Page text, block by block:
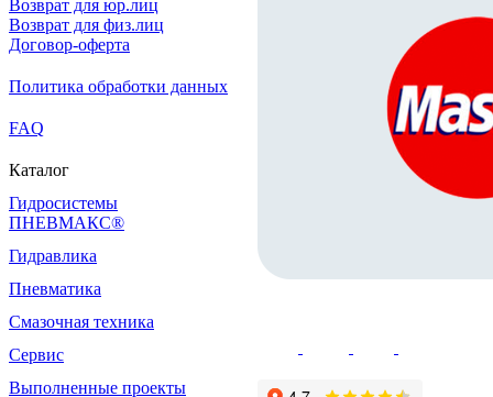
Возврат для юр.лиц
Возврат для физ.лиц
Договор-оферта
Политика обработки данных
FAQ
Каталог
Гидросистемы
ПНЕВМАКС®
Гидравлика
Пневматика
Смазочная техника
Сервис
Выполненные проекты